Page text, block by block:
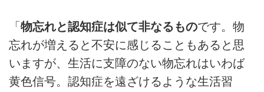
「 物忘れと認知症は似て非なるものです。物
忘れが増えると不安に感じることもあると思
いますが、生活に支障のない物忘れはいわば
黄色信号。認知症を遠ざけるような生活習